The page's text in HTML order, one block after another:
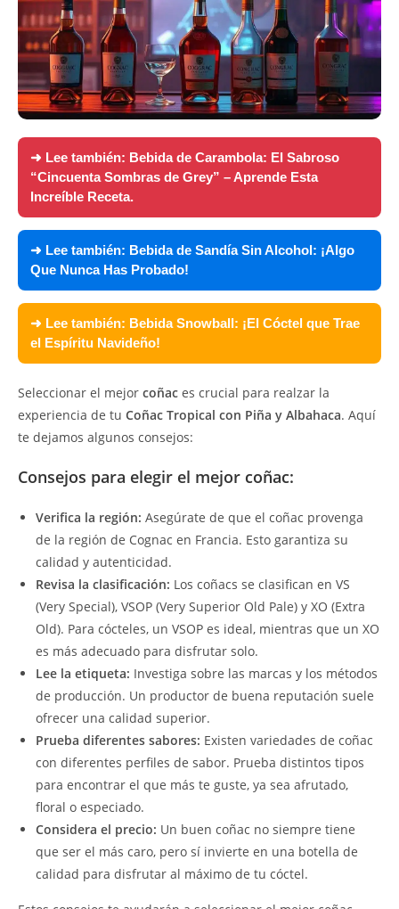
➜ Lee también: Bebida de Carambola: El Sabroso
“Cincuenta Sombras de Grey” – Aprende Esta
Increíble Receta.
➜ Lee también: Bebida de Sandía Sin Alcohol: ¡Algo
Que Nunca Has Probado!
➜ Lee también: Bebida Snowball: ¡El Cóctel que Trae
el Espíritu Navideño!
Seleccionar el mejor coñac es crucial para realzar la
experiencia de tu Coñac Tropical con Piña y Albahaca. Aquí
te dejamos algunos consejos:
Consejos para elegir el mejor coñac:
Verifica la región: Asegúrate de que el coñac provenga
de la región de Cognac en Francia. Esto garantiza su
calidad y autenticidad.
Revisa la clasificación: Los coñacs se clasifican en VS
(Very Special), VSOP (Very Superior Old Pale) y XO (Extra
Old). Para cócteles, un VSOP es ideal, mientras que un XO
es más adecuado para disfrutar solo.
Lee la etiqueta: Investiga sobre las marcas y los métodos
de producción. Un productor de buena reputación suele
ofrecer una calidad superior.
Prueba diferentes sabores: Existen variedades de coñac
con diferentes perfiles de sabor. Prueba distintos tipos
para encontrar el que más te guste, ya sea afrutado,
floral o especiado.
Considera el precio: Un buen coñac no siempre tiene
que ser el más caro, pero sí invierte en una botella de
calidad para disfrutar al máximo de tu cóctel.